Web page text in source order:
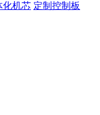
化机芯 定制控制板